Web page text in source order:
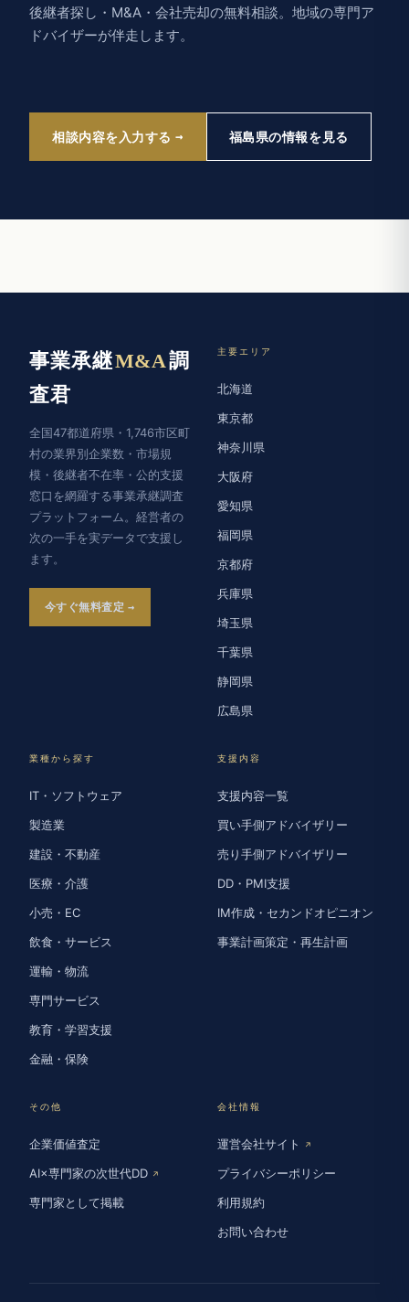
後継者探し・M&A・会社売却の無料相談。地域の専門ア
ドバイザーが伴走します。
相談内容を入力する 福島県の情報を見る
事業承継M&A調
査君
全国47都道府県・1,746市区町
村の業界別企業数・市場規
模・後継者不在率・公的支援
窓口を網羅する事業承継調査
プラットフォーム。経営者の
次の一手を実データで支援し
ます。
今すぐ無料査定
主要エリア
北海道
東京都
神奈川県
大阪府
愛知県
福岡県
京都府
兵庫県
埼玉県
千葉県
静岡県
広島県
業種から探す
IT・ソフトウェア
製造業
建設・不動産
医療・介護
小売・EC
飲食・サービス
運輸・物流
専門サービス
教育・学習支援
金融・保険
支援内容
支援内容一覧
買い手側アドバイザリー
売り手側アドバイザリー
DD・PMI支援
IM作成・セカンドオピニオン
事業計画策定・再生計画
その他
企業価値査定
AI×専門家の次世代DD ↗
専門家として掲載
会社情報
運営会社サイト ↗
プライバシーポリシー
利用規約
お問い合わせ